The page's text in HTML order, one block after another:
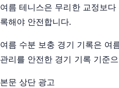
여름 테니스은 무리한 교정보
록해야 안전합니다.
여름 수분 보충 경기 기록은 여
관리를 안전한 경기 기록 기준
본문 상단 광고